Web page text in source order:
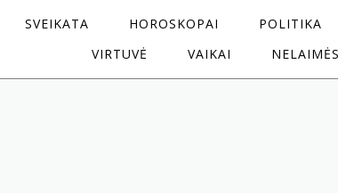
SVEIKATA HOROSKOPAI POLITIKA
VIRTUVĖ
VAIKAI NELAIMĖS